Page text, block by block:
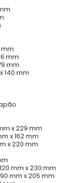
mm
mm
mm
140 mm
x 229 mm
x 162 mm
x 220 mm
mm x 230 mm
mm x 205 mm